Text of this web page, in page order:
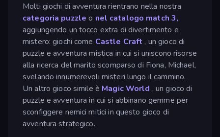
Molti giochi di avventura rientrano nella nostra
categoria puzzle o nel catalogo match 3,
aggiungendo un tocco extra di divertimento e
mistero: giochi come Castle Craft , un gioco di
puzzle e avventura mistica in cui si uniscono risorse
alla ricerca del marito scomparso di Fiona, Michael,
svelando innumerevoli misteri lungo il cammino.
Un altro gioco simile è Magic World , un gioco di
puzzle e avventura in cui si abbinano gemme per
sconfiggere nemici mitici in questo gioco di
avventura strategico.